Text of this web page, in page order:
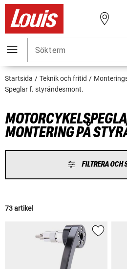
Sökterm
Startsida Teknik och fritid
Speglar f. styrändesmont.
MONTERING PÅ
FILTRERA OCH
73 artikel